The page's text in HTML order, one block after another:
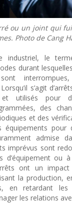
ou un joint qui
Photo de Cang
industriel, le
durant
interrompues,
s’agit
et utilisés pour
des
et des
équipements pour
admise
imprévus sont
d’équipement ou
ont un impact
la production,
en retardant
les relations